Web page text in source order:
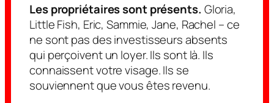
Les propriétaires sont présents. Gloria,
Little Fish, Eric, Sammie, Jane, Rachel – ce
ne sont pas des investisseurs absents
qui perçoivent un loyer. Ils sont là. Ils
connaissent votre visage. Ils se
souviennent que vous êtes revenu.